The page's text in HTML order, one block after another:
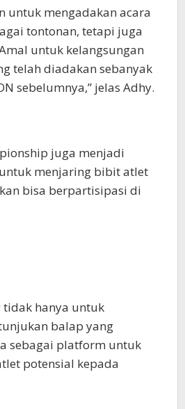
untuk mengadakan acara
tontonan, tetapi juga
untuk kelangsungan
telah diadakan sebanyak
sebelumnya,” jelas Adhy.
juga menjadi
menjaring bibit atlet
bisa berpartisipasi di
tidak hanya untuk
balap yang
sebagai platform untuk
potensial kepada